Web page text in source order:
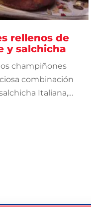
rellenos de
y salchicha
champiñones
combinación
Italiana,